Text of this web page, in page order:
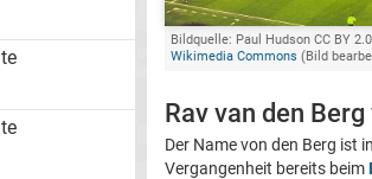
Bildquelle: Paul Hudson CC BY
Wikimedia Commons (Bild
Rav van den
Der Name von den Berg ist
Vergangenheit bereits beim